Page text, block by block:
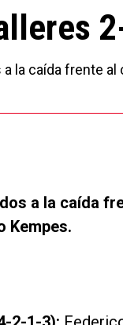
la caída frente
a la caída
Kempes.